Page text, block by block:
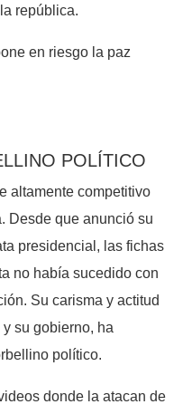
república.
en riesgo la paz
POLÍTICO
altamente competitivo
Desde que anunció su
presidencial, las fichas
no había sucedido con
Su carisma y actitud
su gobierno, ha
político.
donde la atacan de